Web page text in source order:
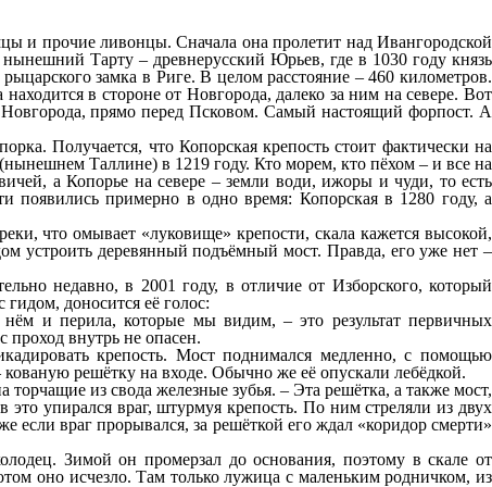
и прочие ливонцы. Сначала она пролетит над Ивангородской
Тарту – древнерусский Юрьев, где в 1030 году князь
замка в Риге. В целом расстояние – 460 километров.
в стороне от Новгорода, далеко за ним на севере. Вот
прямо перед Псковом. Самый настоящий форпост. А
Получается, что Копорская крепость стоит фактически на
Таллине) в 1219 году. Кто морем, кто пёхом – и все на
а Копорье на севере – земли води, ижоры и чуди, то есть
появились примерно в одно время: Копорская в 1280 году, а
что омывает «луковище» крепости, скала кажется высокой,
устроить деревянный подъёмный мост. Правда, его уже нет –
недавно, в 2001 году, в отличие от Изборского, который
гидом, доносится её голос:
и перила, которые мы видим, – это результат первичных
внутрь не опасен.
крепость. Мост поднимался медленно, с помощью
решётку на входе. Обычно же её опускали лебёдкой.
из свода железные зубья. – Эта решётка, а также мост,
упирался враг, штурмуя крепость. По ним стреляли из двух
враг прорывался, за решёткой его ждал «коридор смерти»
Зимой он промерзал до основания, поэтому в скале от
оно исчезло. Там только лужица с маленьким родничком, из